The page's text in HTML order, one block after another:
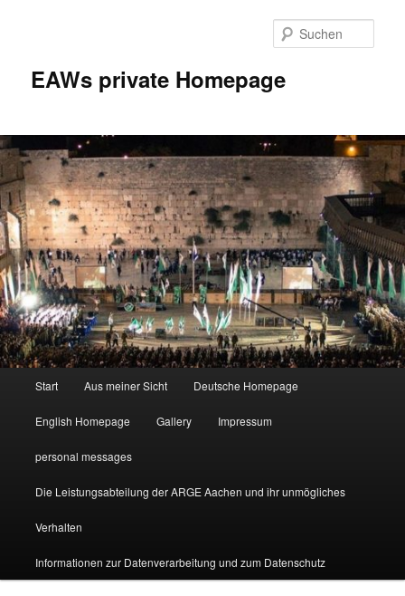
EAWs private Homepage
Start Aus meiner Sicht Deutsche Homepage
English Homepage Gallery Impressum
personal messages
Die Leistungsabteilung der ARGE Aachen und ihr unmögliches
Verhalten
Informationen zur Datenverarbeitung und zum Datenschutz